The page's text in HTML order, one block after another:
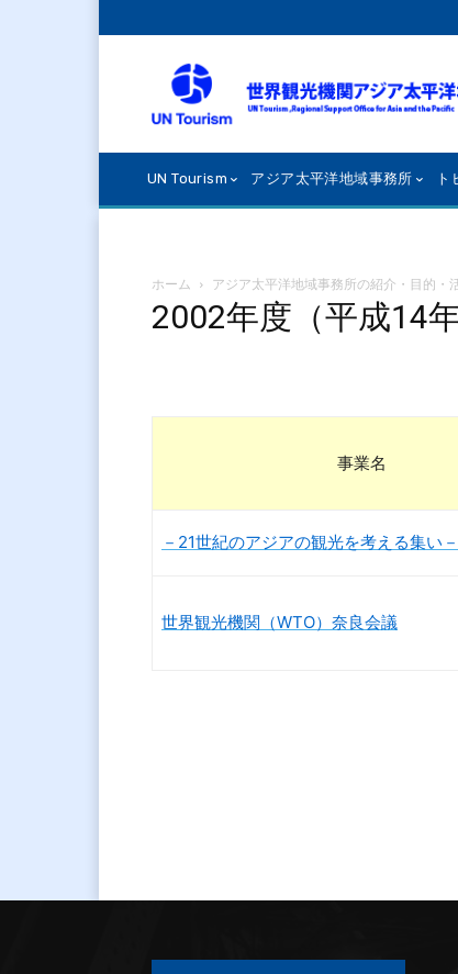
UN Tourism アジア太平洋地域事務所 ト
ホーム アジア太平洋地域事務所の紹介・目的・
2002年度（平成14
事業名
－21世紀のアジアの観光を考える集い－
世界観光機関（WTO）奈良会議